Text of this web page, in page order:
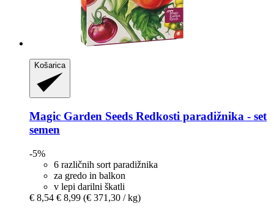
Košarica
Magic Garden Seeds Redkosti paradižnika -​ set
semen
-5%
6 različnih sort paradižnika
za gredo in balkon
v lepi darilni škatli
€ 8,54 € 8,99 (€ 371,30 / kg)